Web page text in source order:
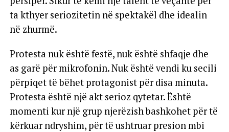
ta kthyer seriozitetin në spektakël dhe idealin
në zhurmë.
Protesta nuk është festë, nuk është shfaqje dhe
as garë për mikrofonin. Nuk është vendi ku secili
përpiqet të bëhet protagonist për disa minuta.
Protesta është një akt serioz qytetar. Është
momenti kur një grup njerëzish bashkohet për të
kërkuar ndryshim, për të ushtruar presion mbi